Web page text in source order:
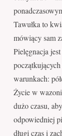
Tawułka to
mówiący sam
Pielęgnacja
warunkach:
Życie w
dużo czasu,
odpowiedniej
długi czas i